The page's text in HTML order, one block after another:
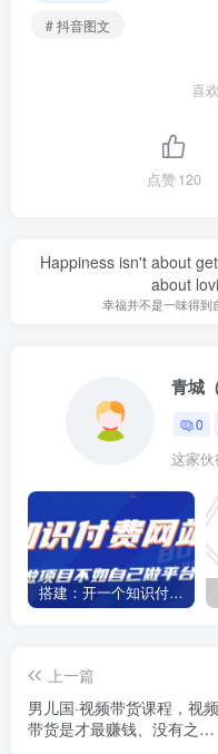
# 抖音图文
喜
点赞120
Happiness isn't about
about
幸福并不是一味得到
青城
0
这家
搭建：开一个知识付费资源网站，24小时全自动赚钱！
上一篇
男儿国·视频带货课程，视频
带货是才‬最赚钱、没有之